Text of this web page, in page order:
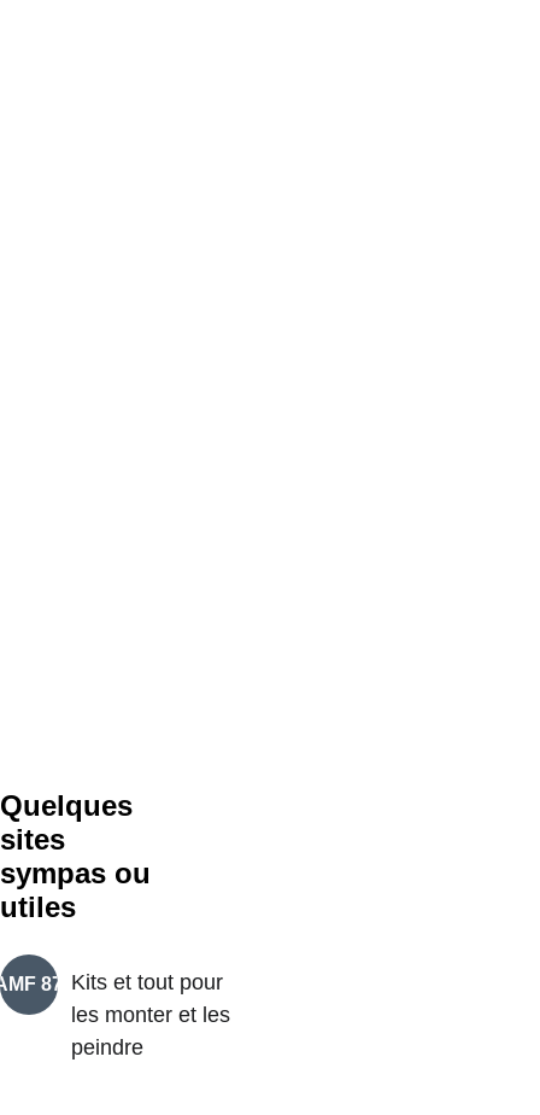
Quelques
sites
sympas ou
utiles
87
Kits et tout pour
les monter et les
peindre